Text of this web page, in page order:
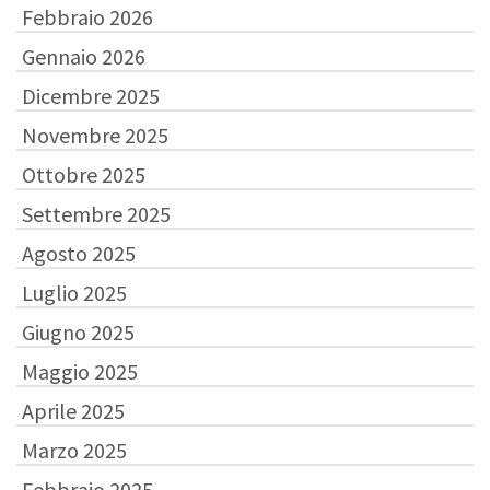
Febbraio 2026
Gennaio 2026
Dicembre 2025
Novembre 2025
Ottobre 2025
Settembre 2025
Agosto 2025
Luglio 2025
Giugno 2025
Maggio 2025
Aprile 2025
Marzo 2025